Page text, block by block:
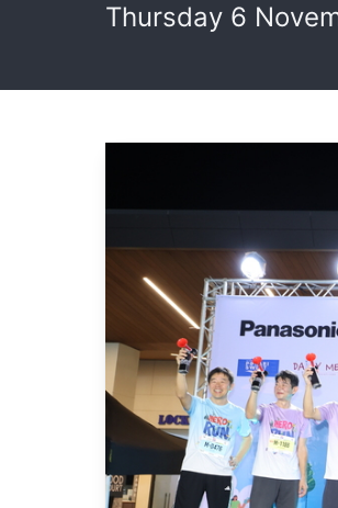
Thursday 6